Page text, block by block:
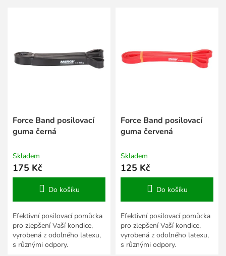
Force Band posilovací
guma černá
Skladem
175 Kč
Do košíku
Efektivní posilovací pomůcka
pro zlepšení Vaší kondice,
vyrobená z odolného latexu,
s různými odpory.
Force Band posilovací
guma červená
Skladem
125 Kč
Do košíku
Efektivní posilovací pomůcka
pro zlepšení Vaší kondice,
vyrobená z odolného latexu,
s různými odpory.